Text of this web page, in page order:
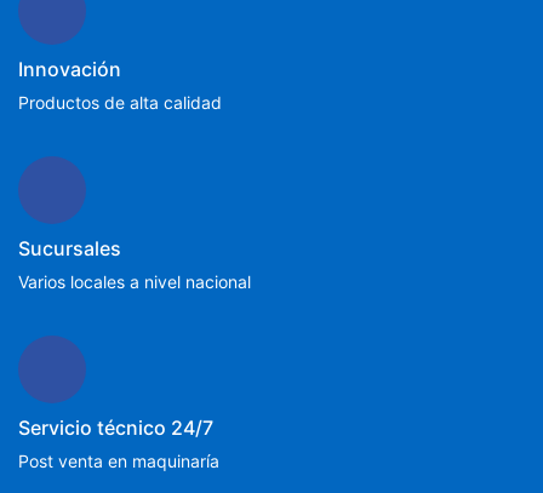
Innovación
Productos de alta calidad
Sucursales
Varios locales a nivel nacional
Servicio técnico 24/7
Post venta en maquinaría